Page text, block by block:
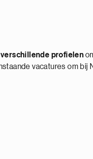
profielen
vacatures om bij